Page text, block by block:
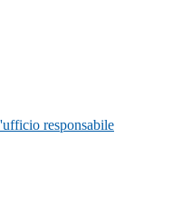
responsabile